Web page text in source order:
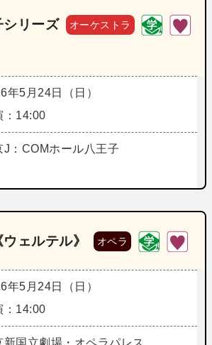
シリーズ オーケストラ
年5月24日（日）
：14:00
J：COMホール八王子
ェルテル》 オペラ
年5月24日（日）
：14:00
新国立劇場・オペラパレス